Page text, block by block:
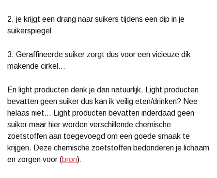
2. je krijgt een drang naar suikers tijdens een dip in je
suikerspiegel
3. Geraffineerde suiker zorgt dus voor een vicieuze dik
makende cirkel...
En light producten denk je dan natuurlijk. Light producten
bevatten geen suiker dus kan ik veilig eten/drinken? Nee
helaas niet... Light producten bevatten inderdaad geen
suiker maar hier worden verschillende chemische
zoetstoffen aan toegevoegd om een goede smaak te
krijgen. Deze chemische zoetstoffen bedonderen je lichaam
en zorgen voor (bron):